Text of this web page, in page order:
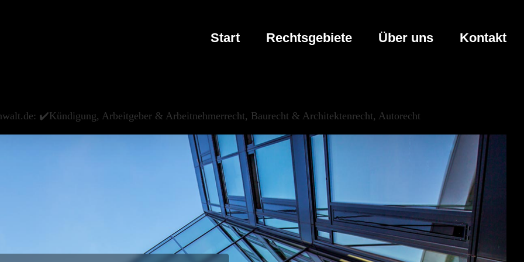
Start Rechtsgebiete Über uns Kontakt
✔️Kündigung, Arbeitgeber & Arbeitnehmerrecht, Baurecht & Architektenrecht, Autorecht